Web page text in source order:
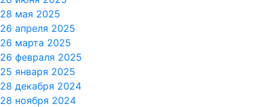
28 мая 2025
26 апреля 2025
26 марта 2025
26 февраля 2025
25 января 2025
28 декабря 2024
28 ноября 2024